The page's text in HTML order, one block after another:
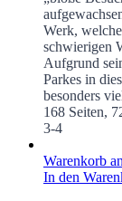
Werk,
schwierigen
Aufgrund
Parkes in
besonders
168 Seiten,
3-4
Warenkorb
In den